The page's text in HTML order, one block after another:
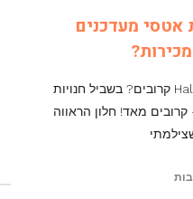
אטסי מעדכנים
עד כמה ראש השנה וHalloween קרובים? בשביל חנויות
קרובים מאד! חלון הראווה